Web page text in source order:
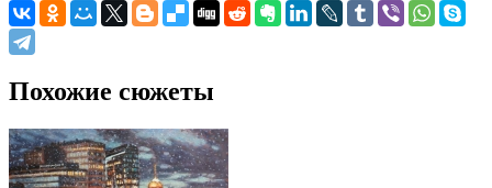
Похожие сюжеты